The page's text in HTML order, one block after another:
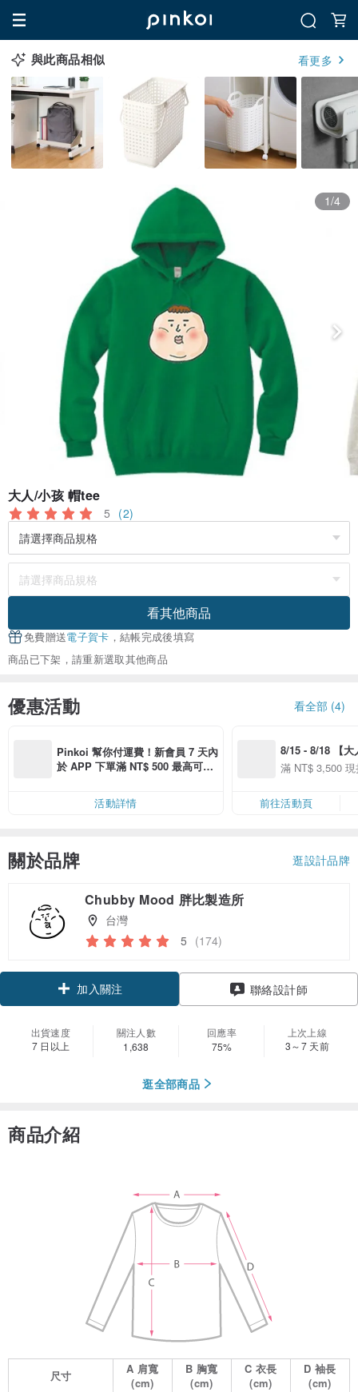
與此商品相似 看更多
1/4
大人/小孩 帽tee
5 (2)
看其他商品
免費贈送電子賀卡 ，結帳完成後填寫
商品已下架，請重新選取其他商品
優惠活動 看全部 (4)
Pinkoi 幫你付運費！新會員 7 天內
於 APP 下單滿 NT$ 500 最高可折
活動詳情
8/15 - 8/18 【大
季】滿
50
滿 NT$ 3,500
前往活動頁
關於品牌 逛設計品牌
Chubby Mood 胖比製造所
台灣
5 (174)
加入關注 聯絡設計師
出貨速度
7 日以上
關注人數
1,638
回應率
75%
上次上線
3～7 天前
逛全部商品
商品介紹
尺寸 A 肩寬
(cm)
B 胸寬
(cm)
C衣長
(cm)
D袖長
(cm)